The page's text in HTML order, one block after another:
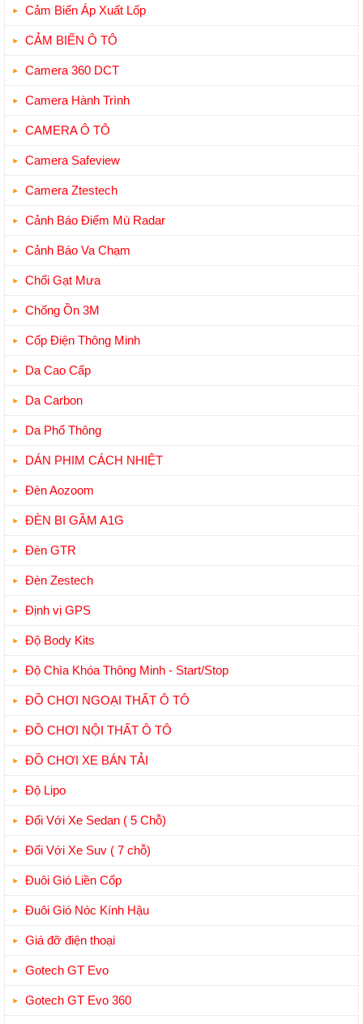
Cảm Biến Áp Xuất Lốp
CẢM BIẾN Ô TÔ
Camera 360 DCT
Camera Hành Trình
CAMERA Ô TÔ
Camera Safeview
Camera Ztestech
Cảnh Báo Điểm Mù Radar
Cảnh Báo Va Chạm
Chổi Gạt Mưa
Chống Ồn 3M
Cốp Điện Thông Minh
Da Cao Cấp
Da Carbon
Da Phổ Thông
DÁN PHIM CÁCH NHIỆT
Đèn Aozoom
ĐÈN BI GẦM A1G
Đèn GTR
Đèn Zestech
Định vị GPS
Độ Body Kits
Độ Chìa Khóa Thông Minh - Start/Stop
ĐỒ CHƠI NGOẠI THẤT Ô TÔ
ĐỒ CHƠI NỘI THẤT Ô TÔ
ĐỒ CHƠI XE BÁN TẢI
Độ Lipo
Đối Với Xe Sedan ( 5 Chỗ)
Đối Với Xe Suv ( 7 chỗ)
Đuôi Gió Liền Cốp
Đuôi Gió Nóc Kính Hậu
Giá đỡ điện thoại
Gotech GT Evo
Gotech GT Evo 360